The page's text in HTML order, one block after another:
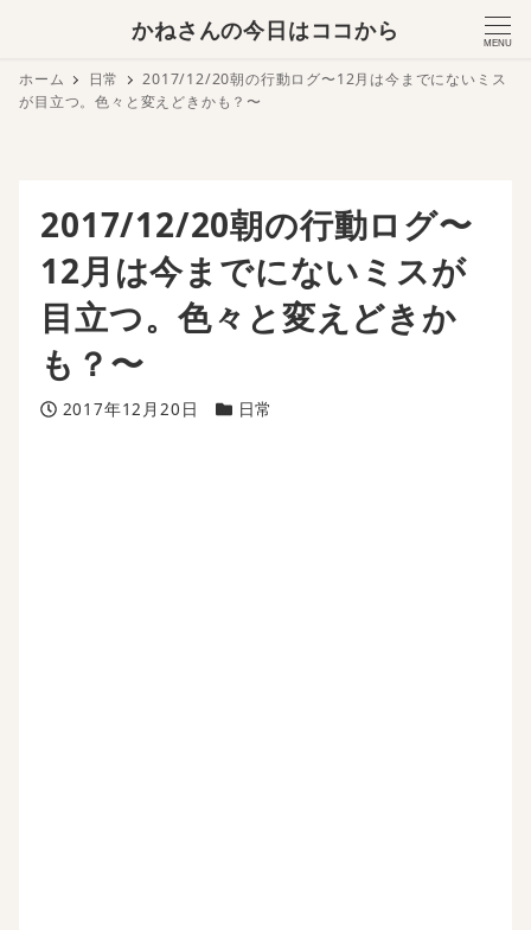
かねさんの今日はココから
MENU
ホーム 日常
2017/12/20朝の行動ログ〜12月は今までにないミス
が目立つ。色々と変えどきかも？〜
2017/12/20朝の行動ログ〜
12月は今までにないミスが
目立つ。色々と変えどきか
も？〜
投稿日
2017年12月20日 カテゴリー
日常